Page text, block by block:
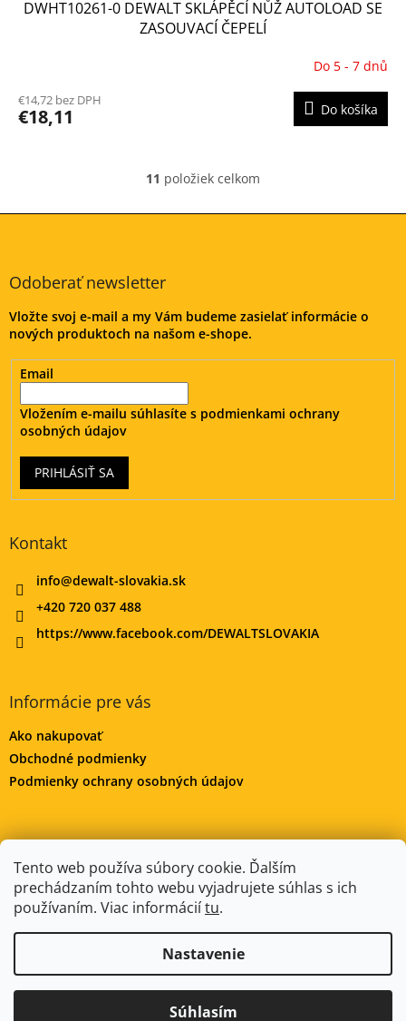
Tento web používa súbory cookie. Ďalším
prechádzaním tohto webu vyjadrujete súhlas s ich
používaním. Viac informáciítu.
Nastavenie
Súhlasím
DWHT10261-0 DEWALT SKLÁPĚCÍ NŮŽ AUTOLOAD SE
ZASOUVACÍ ČEPELÍ
Do 5 - 7 dnů
€14,72 bez DPH
€18,11 Do košíka
O
l
e
p
r
y
v
s
11 položiek celkom
Z
Odoberať newsletter
Vložte svoj e-mail a my Vám budeme zasielať informácie o
nových produktoch na našom e-shope.
Email
Vložením e-mailu súhlasíte s podmienkami ochrany
osobných údajov
PRIHLÁSIŤ SA
Kontakt
info@dewalt-slovakia.sk
+420 720 037 488
https://www.facebook.com/DEWALTSLOVAKIA
Informácie pre vás
Ako nakupovať
Obchodné podmienky
Podmienky ochrany osobných údajov
Copyright 2026DeWALT-SLOVAKIA.SK. Všetky práva
Upraviť nastavenie cookies